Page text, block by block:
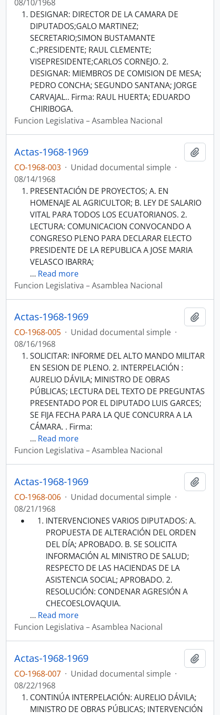
08/10/1968
DESIGNAR: DIRECTOR DE LA CAMARA DE
DIPUTADOS;GALO MARTINEZ;
SECRETARIO;SIMON BUSTAMANTE
C.;PRESIDENTE; RAUL CLEMENTE;
VISEPRESIDENTE;CARLOS CORNEJO. 2.
DESIGNAR: MIEMBROS DE COMISION DE MESA;
PEDRO CONCHA; SEGUNDO SANTANA; JORGE
CARVAJAL.. Firma: RAUL HUERTA; EDUARDO
CHIRIBOGA.
Funcion Legislativa – Asamblea Nacional
Actas-1968-1969
CO-1968-003 · Unidad documental simple ·
08/14/1968
PRESENTACIÓN DE PROYECTOS; A. EN
HOMENAJE AL AGRICULTOR; B. LEY DE SALARIO
VITAL PARA TODOS LOS ECUATORIANOS. 2.
LECTURA: COMUNICACION CONVOCANDO A
CONGRESO PLENO PARA DECLARAR ELECTO
PRESIDENTE DE LA REPUBLICA A JOSE MARIA
VELASCO IBARRA;
… Read more
Funcion Legislativa – Asamblea Nacional
Actas-1968-1969
CO-1968-005 · Unidad documental simple ·
08/16/1968
SOLICITAR: INFORME DEL ALTO MANDO MILITAR
EN SESION DE PLENO. 2. INTERPELACIÓN :
AURELIO DÁVILA; MINISTRO DE OBRAS
PÚBLICAS; LECTURA DEL TEXTO DE PREGUNTAS
PRESENTADO POR EL DIPUTADO LUIS GARCES;
SE FIJA FECHA PARA LA QUE CONCURRA A LA
CÁMARA. . Firma:
… Read more
Funcion Legislativa – Asamblea Nacional
Actas-1968-1969
CO-1968-006 · Unidad documental simple ·
08/21/1968
INTERVENCIONES VARIOS DIPUTADOS: A.
PROPUESTA DE ALTERACIÓN DEL ORDEN
DEL DÍA; APROBADO. B. SE SOLICITA
INFORMACIÓN AL MINISTRO DE SALUD;
RESPECTO DE LAS HACIENDAS DE LA
ASISTENCIA SOCIAL; APROBADO. 2.
RESOLUCIÓN: CONDENAR AGRESIÓN A
CHECOESLOVAQUIA.
… Read more
Funcion Legislativa – Asamblea Nacional
Actas-1968-1969
CO-1968-007 · Unidad documental simple ·
08/22/1968
CONTINÚA INTERPELACIÓN: AURELIO DÁVILA;
MINISTRO DE OBRAS PÚBLICAS; INTERVENCIÓN